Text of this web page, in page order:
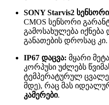
SONY Starvis2
CMOS სენსორი
გამოსახულება
განათების დროსაც კი.
IP67 დაცვა: მყარი
კორპუსი უძლებს
ტემპერატურულ
მდე), რაც მას
კამერები.